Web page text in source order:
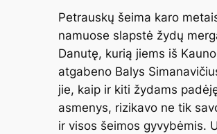
Petrauskų šeima karo
namuose slapstė žydų
Danutę, kurią jiems iš
atgabeno Balys
jie, kaip ir kiti žydams
asmenys, rizikavo ne tik
ir visos šeimos gyvybėmis.